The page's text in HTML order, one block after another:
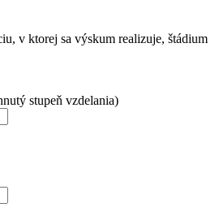
v ktorej sa výskum realizuje, štádium
stupeň vzdelania)